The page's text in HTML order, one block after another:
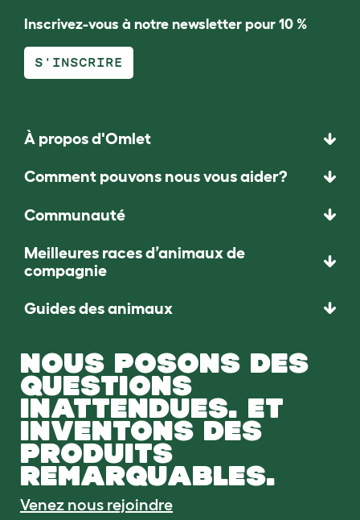
Inscrivez-vous à notre newsletter pour 10 %
S'INSCRIRE
À propos d'Omlet
Comment pouvons nous vous aider?
Communauté
Meilleures races d’animaux de
compagnie
Guides des animaux
NOUS POSONS DES
QUESTIONS
INATTENDUES. ET
INVENTONS DES
PRODUITS
REMARQUABLES.
Venez nous rejoindre